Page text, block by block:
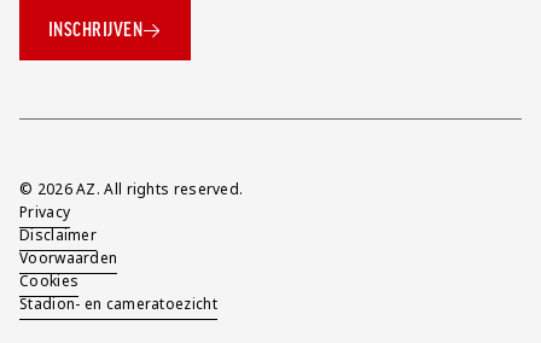
INSCHRIJVEN
Overig
© 2026 AZ. All rights reserved.
Privacy
Disclaimer
Voorwaarden
Cookies
Stadion- en cameratoezicht